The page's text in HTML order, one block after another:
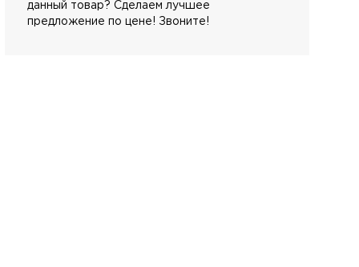
данный товар? Сделаем лучшее
предложение по цене! Звоните!